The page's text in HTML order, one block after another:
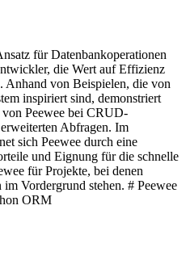
für Datenbankoperationen
die Wert auf Effizienz
Anhand von Beispielen, die von
inspiriert sind, demonstriert
Peewee bei CRUD-
Abfragen. Im
sich Peewee durch eine
und Eignung für die schnelle
für Projekte, bei denen
Vordergrund stehen. # Peewee
ORM